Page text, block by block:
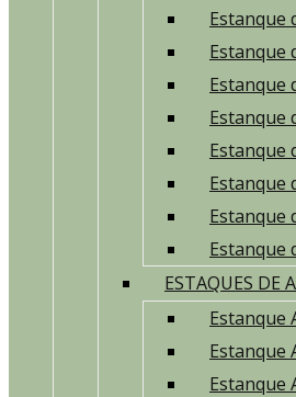
Estanque
Estanque
Estanque
Estanque
Estanque
Estanque
Estanque
Estanque
ESTAQUES DE
Estanque
Estanque
Estanque